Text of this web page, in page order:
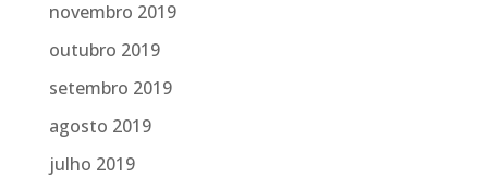
novembro 2019
outubro 2019
setembro 2019
agosto 2019
julho 2019